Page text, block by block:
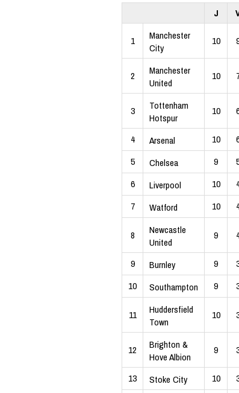
J
1
Manchester
City
10
2
Manchester
United
10
3
Tottenham
Hotspur
10
4 Arsenal 10
5
Chelsea 9
6
Liverpool 10
7
Watford 10
8
Newcastle
United
9
9 Burnley 9
10
Southampton 9
11
Huddersfield
Town
10
12
Brighton &
Hove Albion
9
13 Stoke City 10